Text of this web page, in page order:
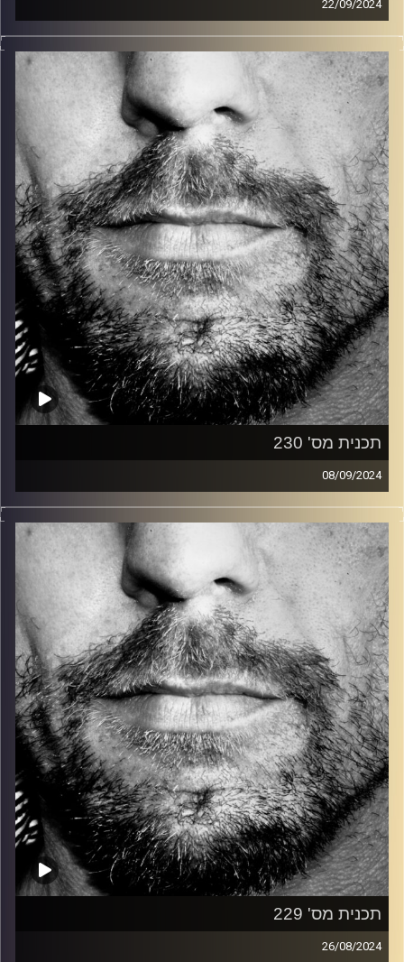
22/09/2024
זיפים, מוזיקה מחוספסת של הופעות חיות. הרבה ג'אם, רוק,
בלוז, bluegrass, ג'אז, Fאנק, פרוגרסיב ואפילו אלקטרוניקה.
כל מה שחי, אמיתי ונושם.
עם שמוליק רגב.
קרדיט תמונות: David Goehring
תכנית מס' 230
08/09/2024
זיפים, מוזיקה מחוספסת של הופעות חיות. הרבה ג'אם, רוק,
בלוז, bluegrass, ג'אז, Fאנק, פרוגרסיב ואפילו אלקטרוניקה.
כל מה שחי, אמיתי ונושם.
עם שמוליק רגב.
קרדיט תמונות: David Goehring
תכנית מס' 229
26/08/2024